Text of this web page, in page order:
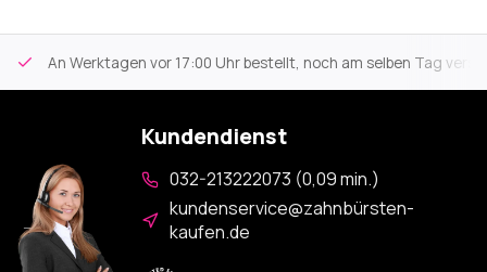
An Werktagen vor 17:00 Uhr bestellt, noch am selben Tag
Kundendienst
032-213222073 (0,09 min.)
kundenservice@zahnbürsten-
kaufen.de